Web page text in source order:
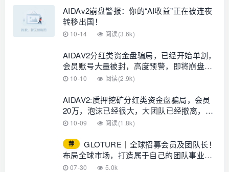
AIDAv2崩盘警报：你的“AI收益”正在被连夜
转移出国！
10-14 阅读(3.6k)
AIDAV2分红类资金盘骗局，已经开始单割，
会员账号大量被封，高度预警，即将崩盘跑
路！
10-10 阅读(2.9k)
AIDAV2:质押挖矿分红类资金盘骗局，会员
20万，泡沫已经很大，大团队已经撤离，马
上要崩盘跑路了…
10-09 阅读(1.8k)
荐
GLOTURE｜全球招募会员及团队长！
布局全球市场，打造属于自己的团队事业，
想增加收入？想打造团队？加入
07-30 5.0k